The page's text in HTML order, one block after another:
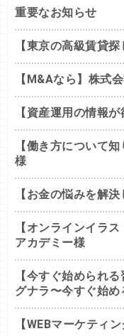
重要なお知らせ
【東京の高級賃貸
【M&Aなら】株式
【資産運用の情報
【働き方について
様
【お金の悩みを解
【オンラインイラ
アカデミー様
【今すぐ始められ
グナラ〜今すぐ始
【WEBマーケティ